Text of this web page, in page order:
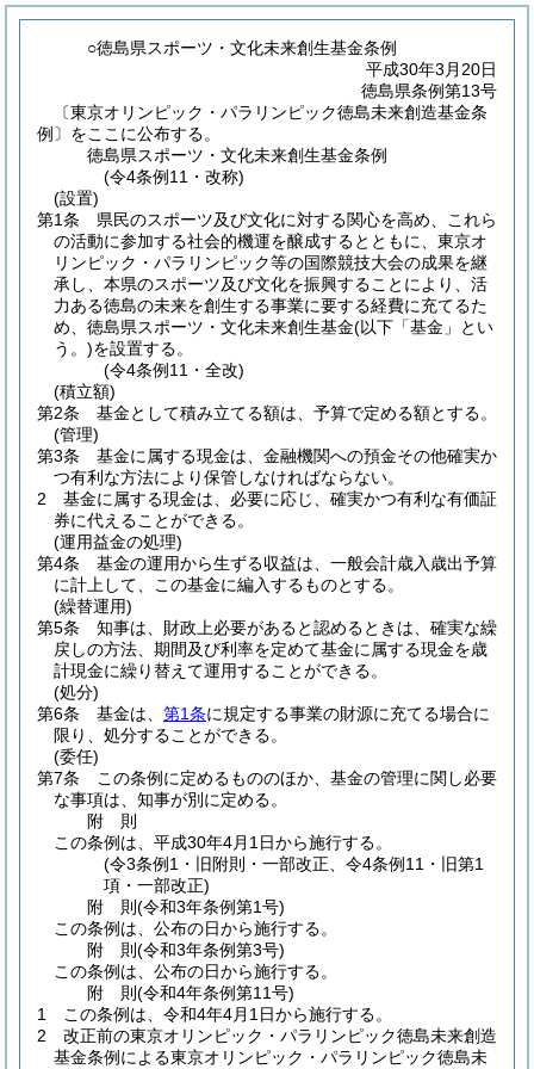
○徳島県スポーツ・文化未来創生基金条例
平成30年3月20日
徳島県条例第13号
〔東京オリンピック・パラリンピック徳島未来創造基金条
例〕をここに公布する。
徳島県スポーツ・文化未来創生基金条例
(令4条例11・改称)
(設置)
第1条
県民のスポーツ及び文化に対する関心を高め、これら
の活動に参加する社会的機運を醸成するとともに、東京オ
リンピック・パラリンピック等の国際競技大会の成果を継
承し、本県のスポーツ及び文化を振興することにより、活
力ある徳島の未来を創生する事業に要する経費に充てるた
め、徳島県スポーツ・文化未来創生基金(以下「基金」とい
う。)を設置する。
(令4条例11・全改)
(積立額)
第2条
基金として積み立てる額は、予算で定める額とする。
(管理)
第3条
基金に属する現金は、金融機関への預金その他確実か
つ有利な方法により保管しなければならない。
2
基金に属する現金は、必要に応じ、確実かつ有利な有価証
券に代えることができる。
(運用益金の処理)
第4条
基金の運用から生ずる収益は、一般会計歳入歳出予算
に計上して、この基金に編入するものとする。
(繰替運用)
第5条
知事は、財政上必要があると認めるときは、確実な繰
戻しの方法、期間及び利率を定めて基金に属する現金を歳
計現金に繰り替えて運用することができる。
(処分)
第6条
基金は、 第1条に規定する事業の財源に充てる場合に
限り、処分することができる。
(委任)
第7条
この条例に定めるもののほか、基金の管理に関し必要
な事項は、知事が別に定める。
附 則
この条例は、平成30年4月1日から施行する。
(令3条例1・旧附則・一部改正、令4条例11・旧第1
項・一部改正)
附 則(令和3年条例第1号)
この条例は、公布の日から施行する。
附 則(令和3年条例第3号)
この条例は、公布の日から施行する。
附 則(令和4年条例第11号)
1
この条例は、令和4年4月1日から施行する。
2
改正前の東京オリンピック・パラリンピック徳島未来創造
基金条例による東京オリンピック・パラリンピック徳島未